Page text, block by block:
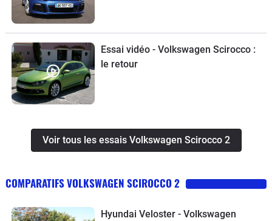
Essai vidéo - Volkswagen Scirocco :
le retour
Voir tous les essais Volkswagen Scirocco 2
COMPARATIFS VOLKSWAGEN SCIROCCO 2
Hyundai Veloster - Volkswagen